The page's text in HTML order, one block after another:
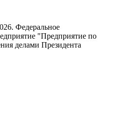
Федеральное
"Предприятие по
делами Президента